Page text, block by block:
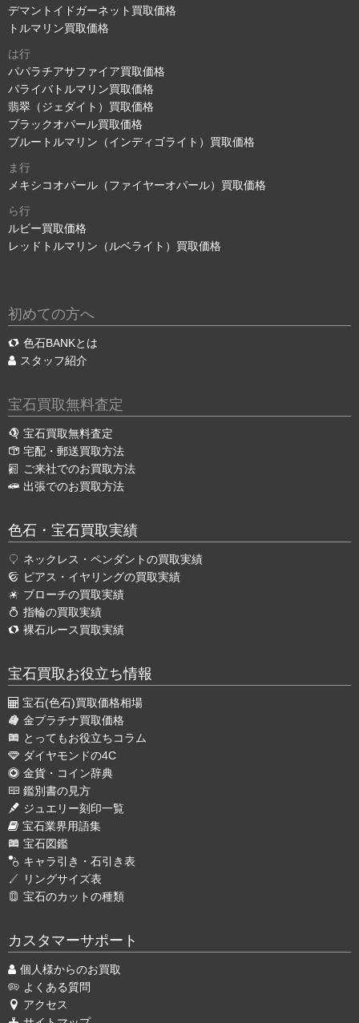
デマントイドガーネット買取価格
トルマリン買取価格
は行
パパラチアサファイア買取価格
パライバトルマリン買取価格
翡翠（ジェダイト）買取価格
ブラックオパール買取価格
ブルートルマリン（インディゴライト）買取価格
ま行
メキシコオパール（ファイヤーオパール）買取価格
ら行
ルビー買取価格
レッドトルマリン（ルベライト）買取価格
初めての方へ
色石BANKとは
スタッフ紹介
宝石買取無料査定
宝石買取無料査定
宅配・郵送買取方法
ご来社でのお買取方法
出張でのお買取方法
色石・宝石買取実績
ネックレス・ペンダントの買取実績
ピアス・イヤリングの買取実績
ブローチの買取実績
指輪の買取実績
裸石ルース買取実績
宝石買取お役立ち情報
宝石(色石)買取価格相場
金プラチナ買取価格
とってもお役立ちコラム
ダイヤモンドの4C
金貨・コイン辞典
鑑別書の見方
ジュエリー刻印一覧
宝石業界用語集
宝石図鑑
キャラ引き・石引き表
リングサイズ表
宝石のカットの種類
カスタマーサポート
個人様からのお買取
よくある質問
アクセス